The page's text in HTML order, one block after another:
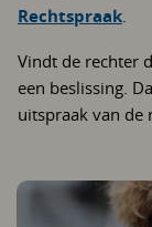
Rechtspraak
Vindt de rechter
een beslissing.
uitspraak van de